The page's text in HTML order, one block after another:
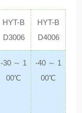
HYT-B
D3006
HYT-B
D4006
-30 ～ 1
00℃
-40 ～ 1
00℃